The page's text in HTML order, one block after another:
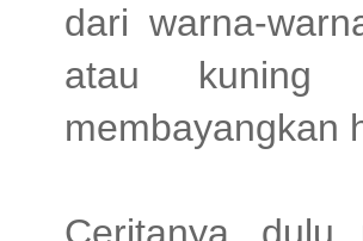
dari warna-
atau kuning
membayangkan